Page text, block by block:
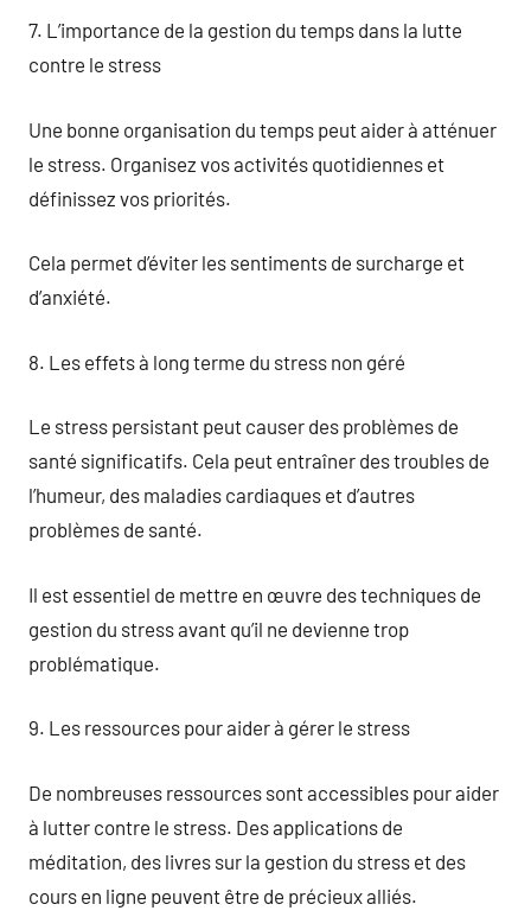
7. L’importance de la gestion du temps dans la lutte
contre le stress
Une bonne organisation du temps peut aider à atténuer
le stress. Organisez vos activités quotidiennes et
définissez vos priorités.
Cela permet d’éviter les sentiments de surcharge et
d’anxiété.
8. Les effets à long terme du stress non géré
Le stress persistant peut causer des problèmes de
santé significatifs. Cela peut entraîner des troubles de
l’humeur, des maladies cardiaques et d’autres
problèmes de santé.
Il est essentiel de mettre en œuvre des techniques de
gestion du stress avant qu’il ne devienne trop
problématique.
9. Les ressources pour aider à gérer le stress
De nombreuses ressources sont accessibles pour aider
à lutter contre le stress. Des applications de
méditation, des livres sur la gestion du stress et des
cours en ligne peuvent être de précieux alliés.